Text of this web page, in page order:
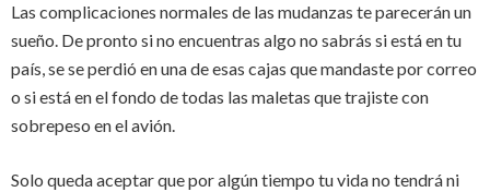
Las complicaciones normales de las mudanzas te parecerán un
sueño. De pronto si no encuentras algo no sabrás si está en tu
país, se se perdió en una de esas cajas que mandaste por correo
o si está en el fondo de todas las maletas que trajiste con
sobrepeso en el avión.
Solo queda aceptar que por algún tiempo tu vida no tendrá ni